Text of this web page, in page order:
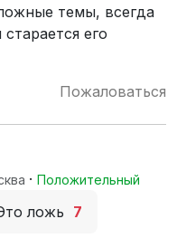
темы, всегда
его
Пожаловаться
· Положительный
ложь 7